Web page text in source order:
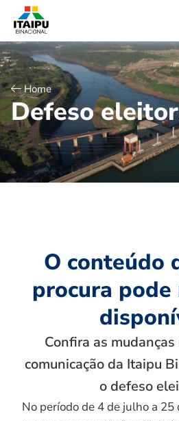
Home
Defeso eleitor
O conteúdo
procura pode
Confira as
comunicação da Itaipu
o defeso
No período de 4 de julho a 25